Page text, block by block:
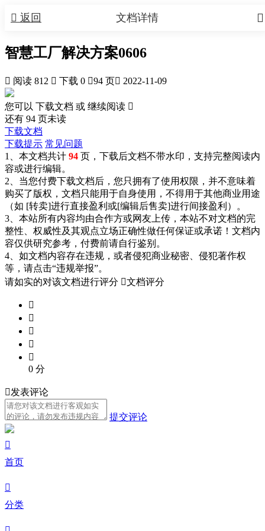
 返回 
文档详情
智慧工厂解决方案0606
 阅读 812  下载 0 94 页 2022-11-09
您可以 下载文档 或 继续阅读 
还有 94 页未读
下载文档
下载提示 常见问题
1、本文档共计 94 页，下载后文档不带水印，支持完整阅读内
容或进行编辑。
2、当您付费下载文档后，您只拥有了使用权限，并不意味着
购买了版权，文档只能用于自身使用，不得用于其他商业用途
（如 [转卖]进行直接盈利或[编辑后售卖]进行间接盈利）。
3、本站所有内容均由合作方或网友上传，本站不对文档的完
整性、权威性及其观点立场正确性做任何保证或承诺！文档内
容仅供研究参考，付费前请自行鉴别。
4、如文档内容存在违规，或者侵犯商业秘密、侵犯著作权
等，请点击“违规举报”。
请如实的对该文档进行评分 文档评分





0 分
发表评论
提交评论

首页

分类